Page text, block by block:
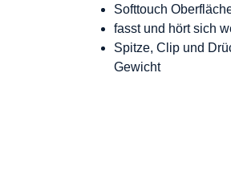
Softtouch
fasst und hört sich
Spitze, Clip und
Gewicht